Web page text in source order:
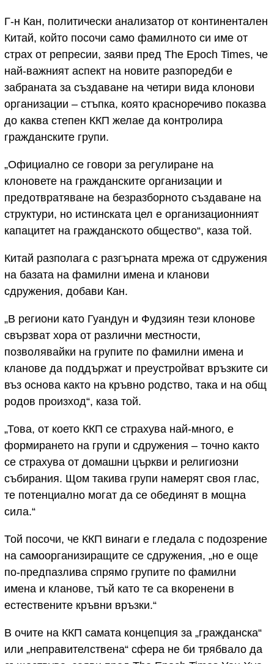
Г-н Кан, политически анализатор от континентален
Китай, който посочи само фамилното си име от
страх от репресии, заяви пред The Epoch Times, че
най-важният аспект на новите разпоредби е
забраната за създаване на четири вида клонови
организации – стъпка, която красноречиво показва
до каква степен ККП желае да контролира
гражданските групи.
„Официално се говори за регулиране на
клоновете на гражданските организации и
предотвратяване на безразборното създаване на
структури, но истинската цел е организационният
капацитет на гражданското общество“, каза той.
Китай разполага с разгърната мрежа от сдружения
на базата на фамилни имена и кланови
сдружения, добави Кан.
„В региони като Гуандун и Фудзиян тези клонове
свързват хора от различни местности,
позволявайки на групите по фамилни имена и
кланове да поддържат и преустройват връзките си
въз основа както на кръвно родство, така и на общ
родов произход“, каза той.
„Това, от което ККП се страхува най-много, е
формирането на групи и сдружения – точно както
се страхува от домашни църкви и религиозни
събирания. Щом такива групи намерят своя глас,
те потенциално могат да се обединят в мощна
сила.“
Той посочи, че ККП винаги е гледала с подозрение
на самоорганизиращите се сдружения, „но е още
по-предпазлива спрямо групите по фамилни
имена и кланове, тъй като те са вкоренени в
естествените кръвни връзки.“
В очите на ККП самата концепция за „гражданска“
или „неправителствена“ сфера не би трябвало да